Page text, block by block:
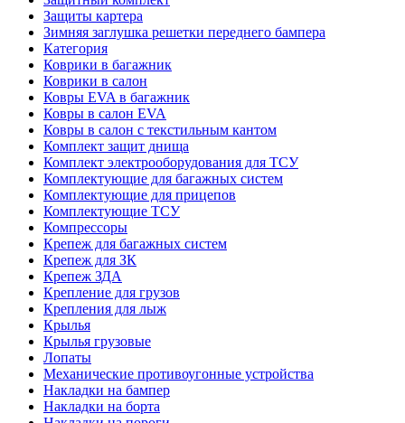
Защиты картера
Зимняя заглушка решетки переднего бампера
Категория
Коврики в багажник
Коврики в салон
Ковры EVA в багажник
Ковры в салон EVA
Ковры в салон с текстильным кантом
Комплект защит днища
Комплект электрооборудования для ТСУ
Комплектующие для багажных систем
Комплектующие для прицепов
Комплектующие ТСУ
Компрессоры
Крепеж для багажных систем
Крепеж для ЗК
Крепеж ЗДА
Крепление для грузов
Крепления для лыж
Крылья
Крылья грузовые
Лопаты
Механические противоугонные устройства
Накладки на бампер
Накладки на борта